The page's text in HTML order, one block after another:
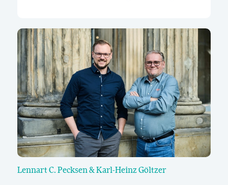
Lennart C. Pecksen & Karl-Heinz Göltzer